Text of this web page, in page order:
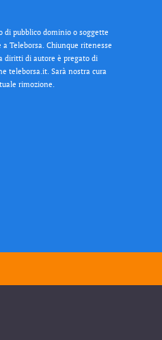
di pubblico dominio o soggette
Teleborsa. Chiunque ritenesse
diritti di autore è pregato di
teleborsa.it. Sarà nostra cura
rimozione.